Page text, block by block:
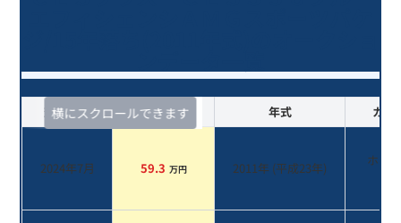
横にスクロールできます
査定時期 セルカ実績 年式 カラ
2024年7月 59.3 万円 2011年 (平成23年)
ホワ